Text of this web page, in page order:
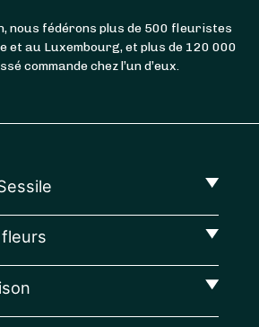
nous fédérons plus de 500 fleuristes
et au Luxembourg, et plus de 120 000
commande chez l’un d’eux.